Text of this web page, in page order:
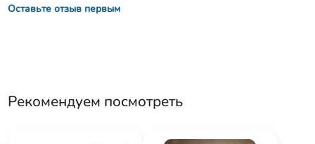
Оставьте отзыв первым
Рекомендуем посмотреть